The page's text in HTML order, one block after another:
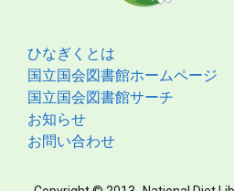
ひなぎくとは
国立国会図書館ホームページ
国立国会図書館サーチ
お知らせ
お問い合わせ